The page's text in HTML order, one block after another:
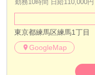
勤務10時間 日給110,000円
東京都練馬区練馬1丁目
GoogleMap